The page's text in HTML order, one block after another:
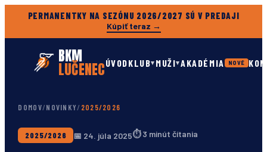
PERMANENTKY NA SEZÓNU 2026/2027 SÚ V PREDAJI
Kúpiť teraz →
BKM
LUČENECÚVODKLUB▾ MUŽI▾AKADÉMIA NOVÉ
DOMOV/NOVINKY/ 2025/2026
2025/2026 📅 24. júla 2025⏱3 minút čítania